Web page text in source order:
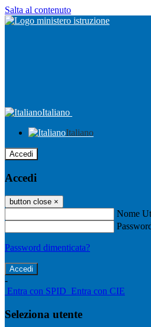
Salta al contenuto
Italiano
Italiano
Accedi
Accedi
button close ×
Nome
Password dimenticata?
-
Entra con SPID Entra con CIE
Seleziona utente